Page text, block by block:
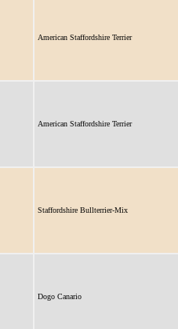
American Staffordshire Terrier
American Staffordshire Terrier
Staffordshire Bullterrier-Mix
Dogo Canario